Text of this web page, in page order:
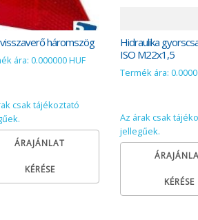
háromszög
ára: 0.000000 HUF
csak tájékoztató
ÁRAJÁNLAT
KÉRÉSE
Hidraulika
ISO M22x1,5
Termék ára:
Az árak csak
jellegűek.
KÉRÉSE